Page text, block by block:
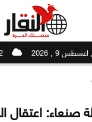
9 , 2026
صنعاء: ‏اعتقال